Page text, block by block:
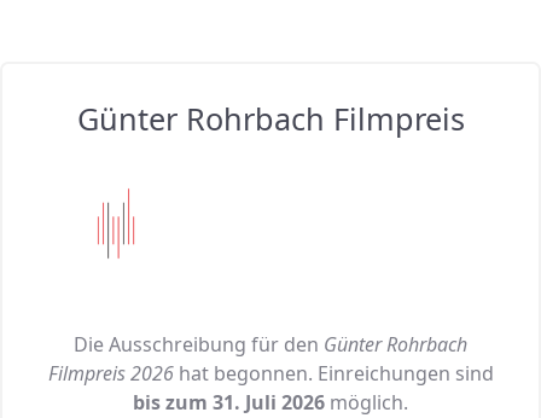
Günter Rohrbach Filmpreis
Die Ausschreibung für den Günter Rohrbach
Filmpreis 2026hat begonnen. Einreichungen sind
bis zum 31. Juli 2026 möglich.